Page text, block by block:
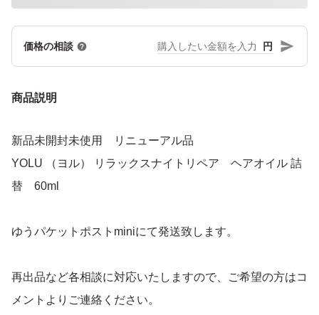
価格の相談 円
商品説明
新品未開封未使用 リニューアル品
YOLU （ヨル） リラックスナイトリペア ヘアオイル 詰
替 60ml
ゆうパケットポストminiにて発送致します。
再出品など各相談に対応いたしますので、ご希望の方はコ
メントよりご連絡ください。